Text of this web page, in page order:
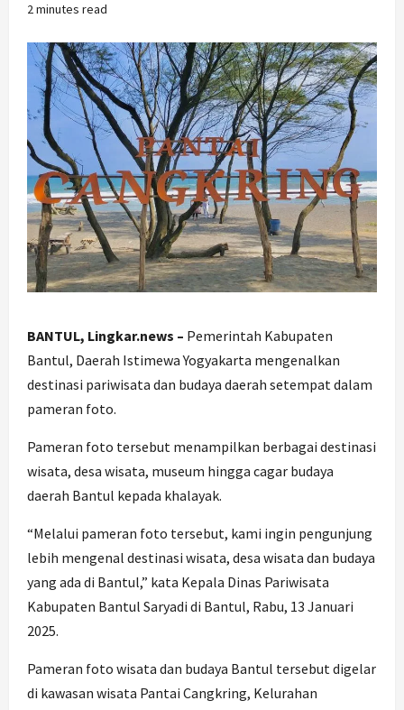
2 minutes read
BANTUL, Lingkar.news – Pemerintah Kabupaten
Bantul, Daerah Istimewa Yogyakarta mengenalkan
destinasi pariwisata dan budaya daerah setempat dalam
pameran foto.
Pameran foto tersebut menampilkan berbagai destinasi
wisata, desa wisata, museum hingga cagar budaya
daerah Bantul kepada khalayak.
“Melalui pameran foto tersebut, kami ingin pengunjung
lebih mengenal destinasi wisata, desa wisata dan budaya
yang ada di Bantul,” kata Kepala Dinas Pariwisata
Kabupaten Bantul Saryadi di Bantul, Rabu, 13 Januari
2025.
Pameran foto wisata dan budaya Bantul tersebut digelar
di kawasan wisata Pantai Cangkring, Kelurahan